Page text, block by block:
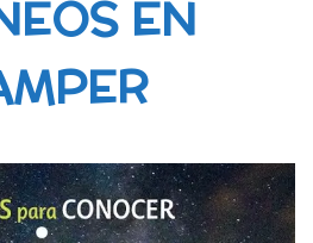
EN